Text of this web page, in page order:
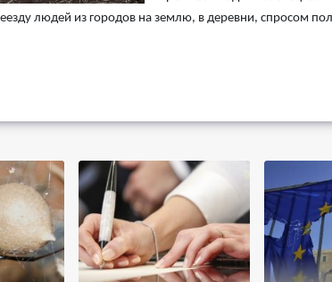
людей из городов на землю, в деревни, спросом